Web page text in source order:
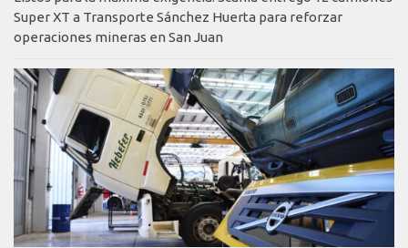
Super XT a Transporte Sánchez Huerta para reforzar
operaciones mineras en San Juan